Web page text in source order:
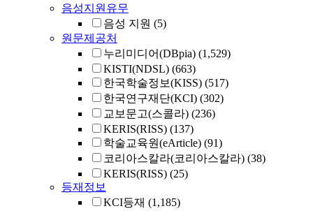
음성지원유무
음성 지원 (5)
원문제공처
누리미디어(DBpia) (1,529)
KISTI(NDSL) (663)
한국학술정보(KISS) (517)
한국연구재단(KCI) (302)
교보문고(스콜라) (236)
KERIS(RISS) (137)
학술교육원(eArticle) (91)
코리아스칼라(코리아스칼라) (38)
KERIS(RISS) (25)
등재정보
KCI등재 (1,185)